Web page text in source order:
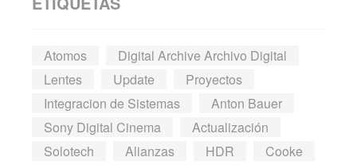
Atomos
Digital Archive Archivo Digital
Lentes
Update
Proyectos
Integracion de Sistemas
Anton Bauer
Sony Digital Cinema
Actualización
Solotech
Alianzas HDR
Cooke